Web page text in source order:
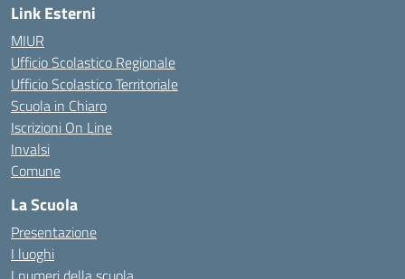
Link Esterni
MIUR
Ufficio Scolastico Regionale
Ufficio Scolastico Territoriale
Scuola in Chiaro
Iscrizioni On Line
Invalsi
Comune
La Scuola
Presentazione
I luoghi